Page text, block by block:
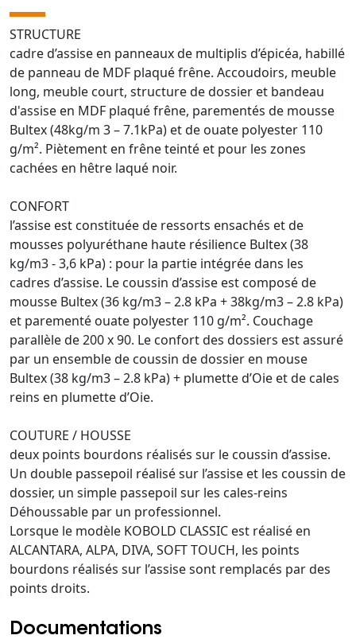
STRUCTURE
cadre d’assise en panneaux de multiplis d’épicéa, habillé
de panneau de MDF plaqué frêne. Accoudoirs, meuble
long, meuble court, structure de dossier et bandeau
d'assise en MDF plaqué frêne, parementés de mousse
Bultex (48kg/m 3 – 7.1kPa) et de ouate polyester 110
g/m². Piètement en frêne teinté et pour les zones
cachées en hêtre laqué noir.
CONFORT
l’assise est constituée de ressorts ensachés et de
mousses polyuréthane haute résilience Bultex (38
kg/m3 - 3,6 kPa) : pour la partie intégrée dans les
cadres d’assise. Le coussin d’assise est composé de
mousse Bultex (36 kg/m3 – 2.8 kPa + 38kg/m3 – 2.8 kPa)
et parementé ouate polyester 110 g/m². Couchage
parallèle de 200 x 90. Le confort des dossiers est assuré
par un ensemble de coussin de dossier en mouse
Bultex (38 kg/m3 – 2.8 kPa) + plumette d’Oie et de cales
reins en plumette d’Oie.
COUTURE / HOUSSE
deux points bourdons réalisés sur le coussin d’assise.
Un double passepoil réalisé sur l’assise et les coussin de
dossier, un simple passepoil sur les cales-reins
Déhoussable par un professionnel.
Lorsque le modèle KOBOLD CLASSIC est réalisé en
ALCANTARA, ALPA, DIVA, SOFT TOUCH, les points
bourdons réalisés sur l’assise sont remplacés par des
points droits.
Documentations